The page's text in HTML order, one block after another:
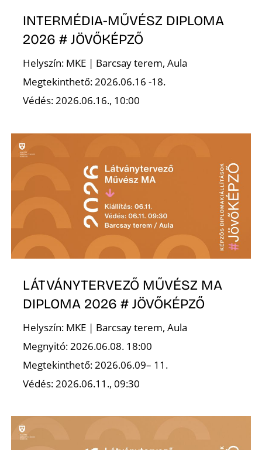
INTERMÉDIA-MŰVÉSZ DIPLOMA
2026 # JÖVŐKÉPZŐ
Helyszín: MKE | Barcsay terem, Aula
Megtekinthető: 2026.06.16 -18.
Védés: 2026.06.16., 10:00
LÁTVÁNYTERVEZŐ MŰVÉSZ MA
DIPLOMA 2026 # JÖVŐKÉPZŐ
Helyszín: MKE | Barcsay terem, Aula
Megnyitó: 2026.06.08. 18:00
Megtekinthető: 2026.06.09– 11.
Védés: 2026.06.11., 09:30